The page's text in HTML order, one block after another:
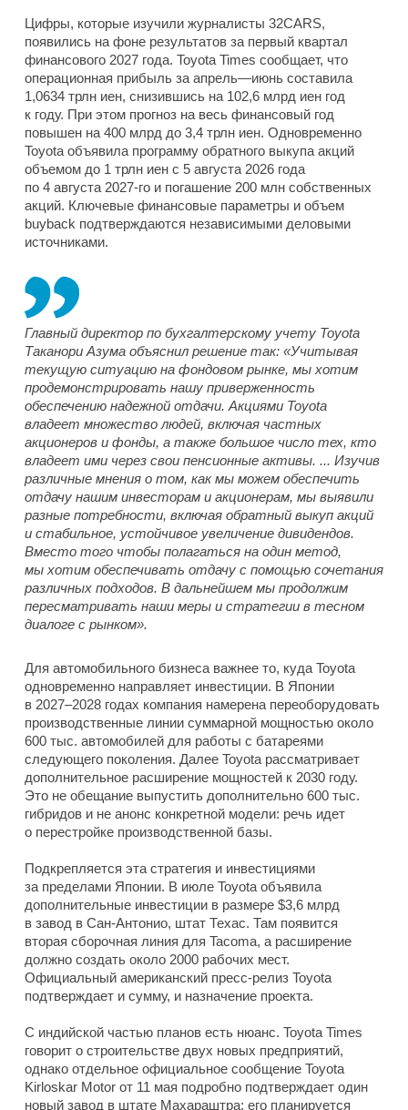
Цифры, которые изучили журналисты 32CARS,
появились на фоне результатов за первый квартал
финансового 2027 года. Toyota Times сообщает, что
операционная прибыль за апрель—июнь составила
1,0634 трлн иен, снизившись на 102,6 млрд иен год
к году. При этом прогноз на весь финансовый год
повышен на 400 млрд до 3,4 трлн иен. Одновременно
Toyota объявила программу обратного выкупа акций
объемом до 1 трлн иен с 5 августа 2026 года
по 4 августа 2027-го и погашение 200 млн собственных
акций. Ключевые финансовые параметры и объем
buyback подтверждаются независимыми деловыми
источниками.
Главный директор по бухгалтерскому учету Toyota
Таканори Азума объяснил решение так: «Учитывая
текущую ситуацию на фондовом рынке, мы хотим
продемонстрировать нашу приверженность
обеспечению надежной отдачи. Акциями Toyota
владеет множество людей, включая частных
акционеров и фонды, а также большое число тех, кто
владеет ими через свои пенсионные активы. ... Изучив
различные мнения о том, как мы можем обеспечить
отдачу нашим инвесторам и акционерам, мы выявили
разные потребности, включая обратный выкуп акций
и стабильное, устойчивое увеличение дивидендов.
Вместо того чтобы полагаться на один метод,
мы хотим обеспечивать отдачу с помощью сочетания
различных подходов. В дальнейшем мы продолжим
пересматривать наши меры и стратегии в тесном
диалоге с рынком».
Для автомобильного бизнеса важнее то, куда Toyota
одновременно направляет инвестиции. В Японии
в 2027–2028 годах компания намерена переоборудовать
производственные линии суммарной мощностью около
600 тыс. автомобилей для работы с батареями
следующего поколения. Далее Toyota рассматривает
дополнительное расширение мощностей к 2030 году.
Это не обещание выпустить дополнительно 600 тыс.
гибридов и не анонс конкретной модели: речь идет
о перестройке производственной базы.
Подкрепляется эта стратегия и инвестициями
за пределами Японии. В июле Toyota объявила
дополнительные инвестиции в размере $3,6 млрд
в завод в Сан-Антонио, штат Техас. Там появится
вторая сборочная линия для Tacoma, а расширение
должно создать около 2000 рабочих мест.
Официальный американский пресс-релиз Toyota
подтверждает и сумму, и назначение проекта.
С индийской частью планов есть нюанс. Toyota Times
говорит о строительстве двух новых предприятий,
однако отдельное официальное сообщение Toyota
Kirloskar Motor от 11 мая подробно подтверждает один
новый завод в штате Махараштра: его планируется